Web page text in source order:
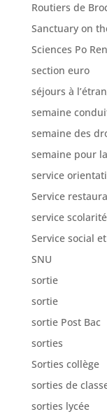
Routiers de
Sanctuary on
Sciences Po
section euro
séjours à
semaine
semaine des
semaine pour
service
Service
service scolarité
Service social
SNU
sortie
sortie
sortie Post Bac
sorties
Sorties collège
sorties de
sorties lycée